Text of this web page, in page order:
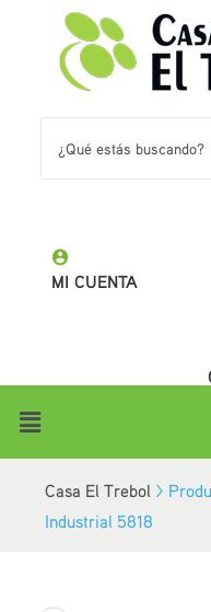
MI CUENTA
Casa El Trebol >
Industrial 5818